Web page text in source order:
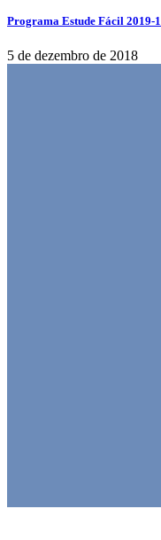
Programa Estude Fácil 2019-1
5 de dezembro de 2018